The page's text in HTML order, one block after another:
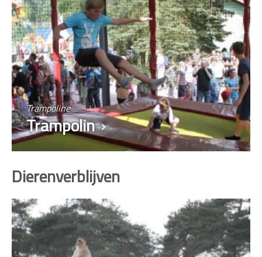
Trampoline
Trampolin
Dierenverblijven